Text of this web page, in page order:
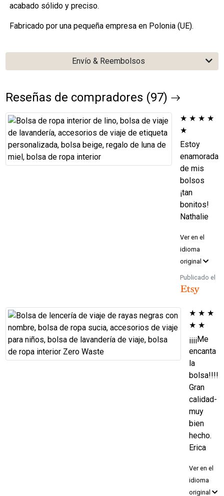
acabado sólido y preciso.
Fabricado por una pequeña empresa en Polonia (UE).
Envío & Reembolsos
Reseñas de compradores (97)
★ ★ ★ ★
★
Estoy
enamorada
de mis
bolsos
¡tan
bonitos!
Nathalie
Ver en el
idioma
original
Publicado el
★ ★ ★
★ ★
¡¡¡¡Me
encanta
la
bolsa!!!!
Gran
calidad-
muy
bien
hecho.
Erica
Ver en el
idioma
original